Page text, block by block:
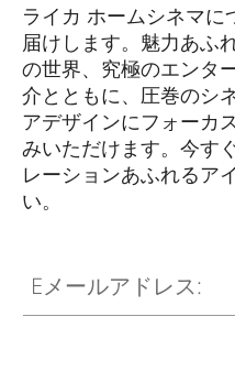
ライカ ホームシネマ
届けします。魅力あふ
の世界、究極のエンタ
介とともに、圧巻のシ
アデザインにフォーカ
みいただけます。今す
レーションあふれるア
い。